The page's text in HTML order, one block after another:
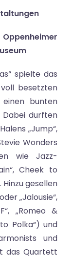
spielte das
besetzten
einen bunten
Dabei durften
„Jump“,
Wonders
wie Jazz-
Cheek to
Hinzu gesellen
„Jalousie“,
„Romeo &
Polka“) und
und
das Quartett